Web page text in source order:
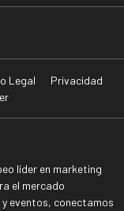
Legal
Privacidad
líder en marketing
el mercado
eventos, conectamos